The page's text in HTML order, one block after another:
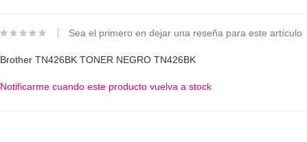
Sea el primero en dejar una reseña para este artículo
Brother TN426BK TONER NEGRO TN426BK
Notificarme cuando este producto vuelva a stock